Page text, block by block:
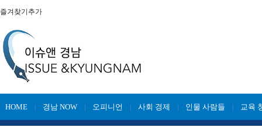
즐겨찾기추가
HOME 경남 NOW 오피니언 사회 경제 인물 사람들 교육